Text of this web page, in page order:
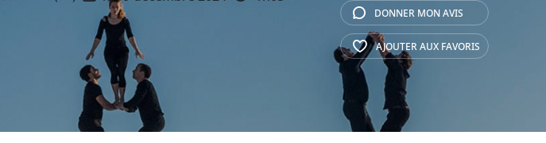
DONNER MONAVIS
AJOUTER AUX FAVORIS